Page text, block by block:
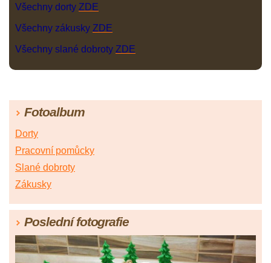
Všechny dorty ZDE
Všechny zákusky ZDE
Všechny slané dobroty ZDE
Fotoalbum
Dorty
Pracovní pomůcky
Slané dobroty
Zákusky
Poslední fotografie